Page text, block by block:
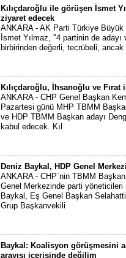
Kılıçdaroğlu ile görüşen İsmet
ziyaret edecek
ANKARA - AK Parti Türkiye
İsmet Yılmaz, "4 partinin de
birbirinden değerli, tecrübeli,
Kılıçdaroğlu, İhsanoğlu ve Fırat
ANKARA - CHP Genel Başkan
Pazartesi günü MHP TBMM
ve HDP TBMM Başkan adayı
kabul edecek. Kıl
Deniz Baykal, HDP Genel
ANKARA - CHP´nin TBMM
Genel Merkezinde parti yöneticileri
Baykal, Eş Genel Başkan
Grup Başkanvekili
Baykal: Koalisyon görüşmesini
arayışı içerisinde değilim